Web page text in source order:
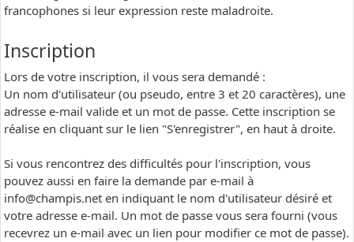
francophones si leur expression reste maladroite.
Inscription
Lors de votre inscription, il vous sera demandé :
Un nom d'utilisateur (ou pseudo, entre 3 et 20 caractères), une
adresse e-mail valide et un mot de passe. Cette inscription se
réalise en cliquant sur le lien "S'enregistrer", en haut à droite.
Si vous rencontrez des difficultés pour l'inscription, vous
pouvez aussi en faire la demande par e-mail à
info@champis.net en indiquant le nom d'utilisateur désiré et
votre adresse e-mail. Un mot de passe vous sera fourni (vous
recevrez un e-mail avec un lien pour modifier ce mot de passe).